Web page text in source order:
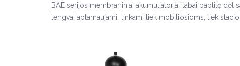
BAE serijos membraniniai akumuliatoriai labai paplitę
lengvai aptarnaujami, tinkami tiek mobiliosioms, tiek